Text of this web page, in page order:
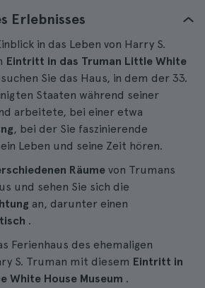
Erlebnisses
in das Leben von Harry S.
Eintritt in das Truman Little White
Sie das Haus, in dem der 33.
Staaten während seiner
arbeitete, bei einer etwa
, bei der Sie faszinierende
Leben und seine Zeit hören.
Räume von Trumans
und sehen Sie sich die
an, darunter einen
.
Ferienhaus des ehemaligen
S. Truman mit diesem Eintritt in
White House Museum .